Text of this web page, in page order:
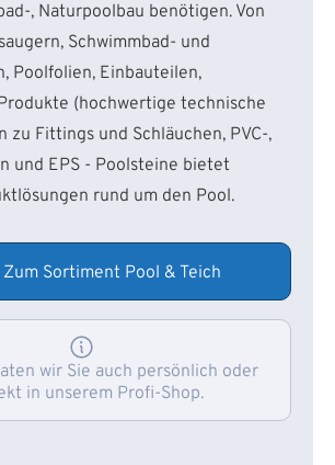
, Naturpoolbau benötigen. Von
Schwimmbad- und
Poolfolien, Einbauteilen,
(hochwertige technische
zu Fittings und Schläuchen, PVC-,
und EPS - Poolsteine bietet
rund um den Pool.
Zum Sortiment Pool & Teich
wir Sie auch persönlich oder
in unserem Profi-Shop.